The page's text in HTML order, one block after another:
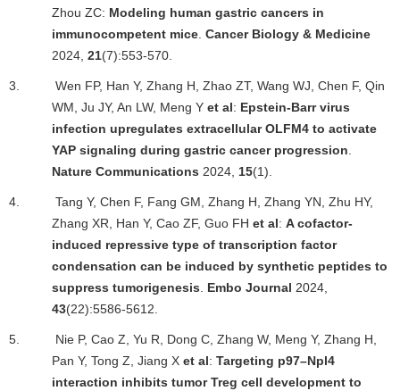
Zhou ZC: Modeling human gastric cancers in
immunocompetent mice. Cancer Biology & Medicine
2024, 21(7):553-570.
3.
Wen FP, Han Y, Zhang H, Zhao ZT, Wang WJ, Chen F, Qin
WM, Ju JY, An LW, Meng Y et al: Epstein-Barr virus
infection upregulates extracellular OLFM4 to activate
YAP signaling during gastric cancer progression.
Nature Communications 2024, 15(1).
4.
Tang Y, Chen F, Fang GM, Zhang H, Zhang YN, Zhu HY,
Zhang XR, Han Y, Cao ZF, Guo FH et al: A cofactor-
induced repressive type of transcription factor
condensation can be induced by synthetic peptides to
suppress tumorigenesis. Embo Journal 2024,
43(22):5586-5612.
5.
Nie P, Cao Z, Yu R, Dong C, Zhang W, Meng Y, Zhang H,
Pan Y, Tong Z, Jiang X et al: Targeting p97–Npl4
interaction inhibits tumor Treg cell development to